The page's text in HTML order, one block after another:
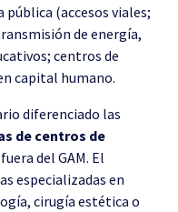
(accesos viales;
de energía,
centros de
capital humano.
diferenciado las
de centros de
del GAM. El
especializadas en
cirugía estética o